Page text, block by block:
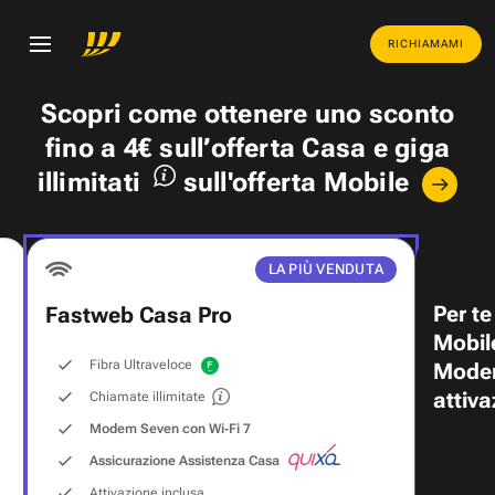
RICHIAMAMI
Scopri come ottenere uno sconto
fino a 4€ sull’offerta Casa egiga
illimitati
sull'offerta Mobile
LA PIÙ VENDUTA
Fastweb Casa Pro
Fibra Ultraveloce
Chiamate illimitate
Modem Seven con Wi‑Fi 7
Assicurazione Assistenza Casa
Per